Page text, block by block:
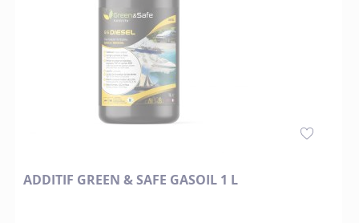
ADDITIF GREEN & SAFE GASOIL 1 L